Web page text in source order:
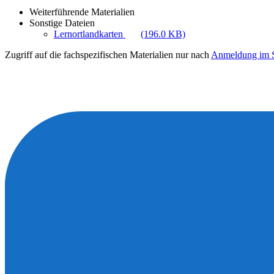
Weiterführende Materialien
Sonstige Dateien
Lernortlandkarten
(196.0 KB)
Zugriff auf die fachspezifischen Materialien nur nach Anmeldung im